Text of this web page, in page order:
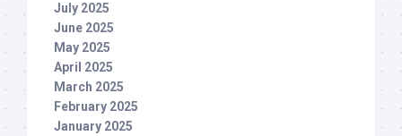
July 2025
June 2025
May 2025
April 2025
March 2025
February 2025
January 2025